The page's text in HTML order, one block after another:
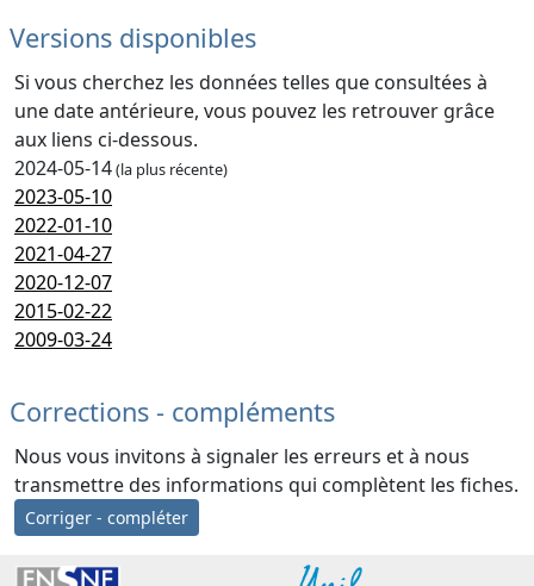
Versions disponibles
Si vous cherchez les données telles que consultées à
une date antérieure, vous pouvez les retrouver grâce
aux liens ci-dessous.
2024-05-14(la plus récente)
2023-05-10
2022-01-10
2021-04-27
2020-12-07
2015-02-22
2009-03-24
Corrections - compléments
Nous vous invitons à signaler les erreurs et à nous
transmettre des informations qui complètent les fiches.
Corriger - compléter